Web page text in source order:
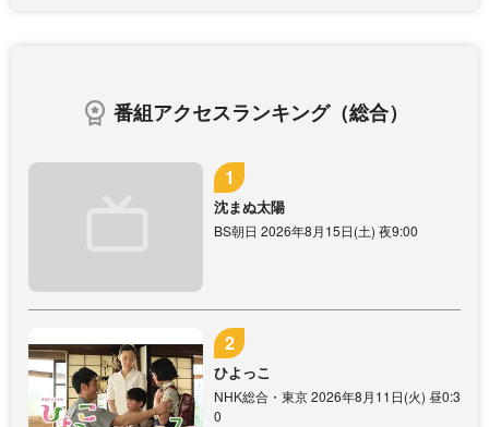
番組アクセスランキング（総合）
沈まぬ太陽
BS朝日 2026年8月15日(土) 夜9:00
ひよっこ
NHK総合・東京 2026年8月11日(火) 昼0:3
0